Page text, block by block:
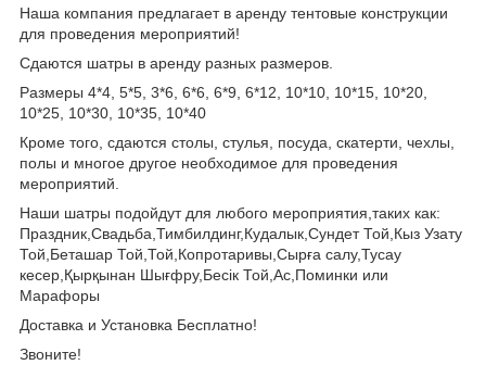
Наша компания предлагает в аренду тентовые конструкции
для проведения мероприятий!
Сдаются шатры в аренду разных размеров.
Размеры 4*4, 5*5, 3*6, 6*6, 6*9, 6*12, 10*10, 10*15, 10*20,
10*25, 10*30, 10*35, 10*40
Кроме того, сдаются столы, стулья, посуда, скатерти, чехлы,
полы и многое другое необходимое для проведения
мероприятий.
Наши шатры подойдут для любого мероприятия,таких как:
Праздник,Свадьба,Тимбилдинг,Кудалык,Сундет Той,Кыз Узату
Той,Беташар Той,Той,Копротаривы,Сырға салу,Тусау
кесер,Қырқынан Шығфру,Бесік Той,Ас,Поминки или
Марафоры
Доставка и Установка Бесплатно!
Звоните!